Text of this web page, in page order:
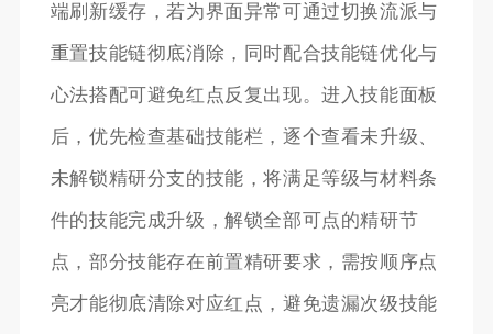
端刷新缓存，若为界面异常可通过切换流派与
重置技能链彻底消除，同时配合技能链优化与
心法搭配可避免红点反复出现。进入技能面板
后，优先检查基础技能栏，逐个查看未升级、
未解锁精研分支的技能，将满足等级与材料条
件的技能完成升级，解锁全部可点的精研节
点，部分技能存在前置精研要求，需按顺序点
亮才能彻底清除对应红点，避免遗漏次级技能